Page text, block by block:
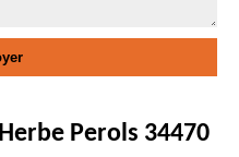
Perols 34470